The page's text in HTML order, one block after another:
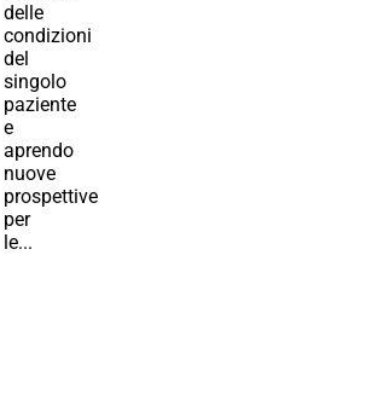
delle
condizioni
del
singolo
paziente
e
aprendo
nuove
prospettive
per
le...